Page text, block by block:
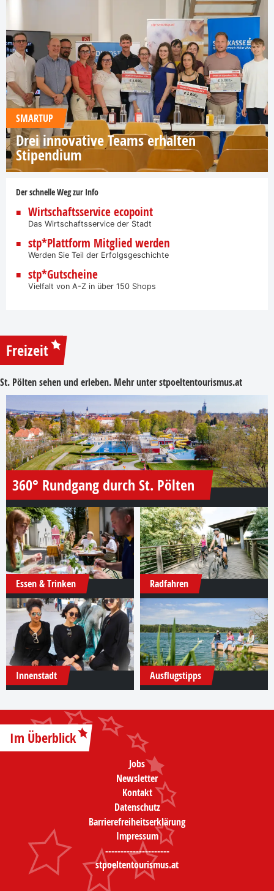
SMARTUP
Drei innovative Teams erhalten
Stipendium
Der schnelle Weg zur Info
Wirtschaftsservice ecopoint
Das Wirtschaftsservice der Stadt
stp*Plattform Mitglied werden
Werden Sie Teil der Erfolgsgeschichte
stp*Gutscheine
Vielfalt von A-Z in über 150 Shops
Freizeit
St. Pölten sehen und erleben. Mehr unterstpoeltentourismus.at
360° Rundgang durch St. Pölten
Essen & Trinken Radfahren
Innenstadt Ausflugstipps
Im Überblick
Jobs
Newsletter
Kontakt
Datenschutz
Barrierefreiheitserklärung
Impressum
---------------------
stpoeltentourismus.at